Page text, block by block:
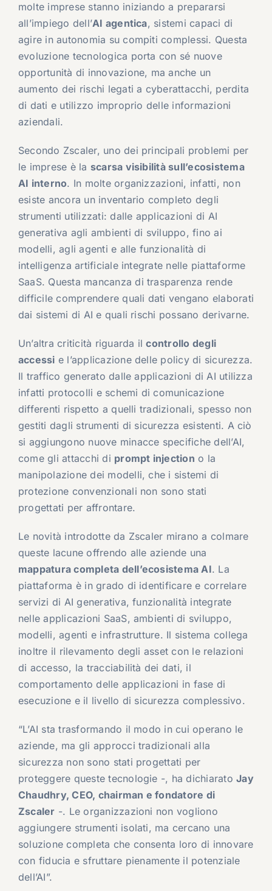
molte imprese stanno iniziando a prepararsi
all’impiego dell’AI agentica, sistemi capaci di
agire in autonomia su compiti complessi. Questa
evoluzione tecnologica porta con sé nuove
opportunità di innovazione, ma anche un
aumento dei rischi legati a cyberattacchi, perdita
di dati e utilizzo improprio delle informazioni
aziendali.
Secondo Zscaler, uno dei principali problemi per
le imprese è la scarsa visibilità sull’ecosistema
AI interno. In molte organizzazioni, infatti, non
esiste ancora un inventario completo degli
strumenti utilizzati: dalle applicazioni di AI
generativa agli ambienti di sviluppo, fino ai
modelli, agli agenti e alle funzionalità di
intelligenza artificiale integrate nelle piattaforme
SaaS. Questa mancanza di trasparenza rende
difficile comprendere quali dati vengano elaborati
dai sistemi di AI e quali rischi possano derivarne.
Un’altra criticità riguarda ilcontrollo degli
accessi e l’applicazione delle policy di sicurezza.
Il traffico generato dalle applicazioni di AI utilizza
infatti protocolli e schemi di comunicazione
differenti rispetto a quelli tradizionali, spesso non
gestiti dagli strumenti di sicurezza esistenti. A ciò
si aggiungono nuove minacce specifiche dell’AI,
come gli attacchi di prompt injection o la
manipolazione dei modelli, che i sistemi di
protezione convenzionali non sono stati
progettati per affrontare.
Le novità introdotte da Zscaler mirano a colmare
queste lacune offrendo alle aziende una
mappatura completa dell’ecosistema AI. La
piattaforma è in grado di identificare e correlare
servizi di AI generativa, funzionalità integrate
nelle applicazioni SaaS, ambienti di sviluppo,
modelli, agenti e infrastrutture. Il sistema collega
inoltre il rilevamento degli asset con le relazioni
di accesso, la tracciabilità dei dati, il
comportamento delle applicazioni in fase di
esecuzione e il livello di sicurezza complessivo.
“L’AI sta trasformando il modo in cui operano le
aziende, ma gli approcci tradizionali alla
sicurezza non sono stati progettati per
proteggere queste tecnologie -, ha dichiaratoJay
Chaudhry, CEO, chairman e fondatore di
Zscaler -. Le organizzazioni non vogliono
aggiungere strumenti isolati, ma cercano una
soluzione completa che consenta loro di innovare
con fiducia e sfruttare pienamente il potenziale
dell’AI”.